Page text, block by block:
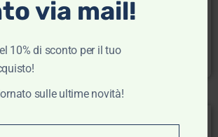
- 30% - 30%
via mail!
10% di sconto per il tuo
sulle ultime novità!